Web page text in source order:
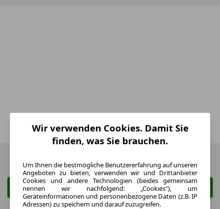
Suche ändern
Wir verwenden Cookies. Damit Sie
finden, was Sie brauchen.
Um Ihnen die bestmögliche Benutzererfahrung auf unseren
Angeboten zu bieten, verwenden wir und Drittanbieter
Cookies und andere Technologien (beides gemeinsam
nennen wir nachfolgend: „Cookies"), um
Geräteinformationen und personenbezogene Daten (z.B. IP
Adressen) zu speichern und darauf zuzugreifen.